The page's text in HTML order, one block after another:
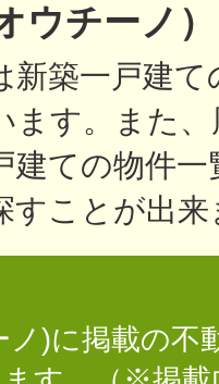
ウチーノ
新築一戸建
ます。また
建ての物件
すことが出来
)に掲載の不